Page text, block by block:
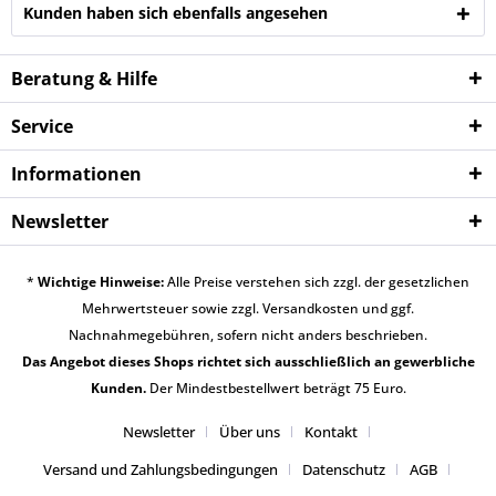
Kunden haben sich ebenfalls angesehen
Beratung & Hilfe
Service
Informationen
Newsletter
* Wichtige Hinweise:Alle Preise verstehen sich zzgl. der gesetzlichen
Mehrwertsteuer sowie zzgl.Versandkosten und ggf.
Nachnahmegebühren, sofern nicht anders beschrieben.
Das Angebot dieses Shops richtet sich ausschließlich an gewerbliche
Kunden.Der Mindestbestellwert beträgt 75 Euro.
Newsletter Über uns
Kontakt
Versand und Zahlungsbedingungen
Datenschutz
AGB